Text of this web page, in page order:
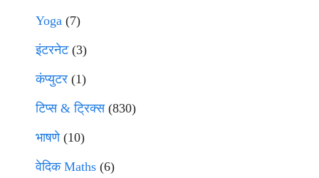
Yoga (7)
इंटरनेट(3)
कंप्युटर (1)
टिप्स & ट्रिक्स(830)
भाषणे(10)
वेदिक Maths (6)